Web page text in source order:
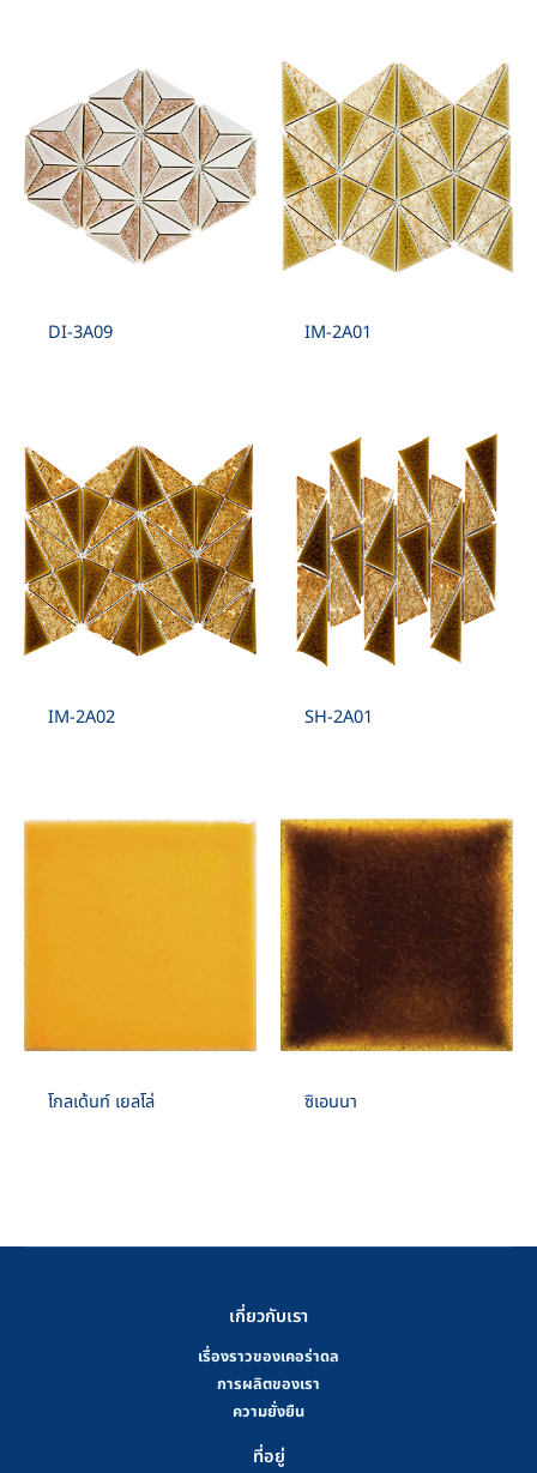
DI-3A09 IM-2A01
IM-2A02 SH-2A01
โกลเด้นท์ เยลโล่ ซิเอนนา
เกี่ยวกับเรา
เรื่องราวของเคอร่าดล
การผลิตของเรา
ความยั่งยืน
ที่อยู่